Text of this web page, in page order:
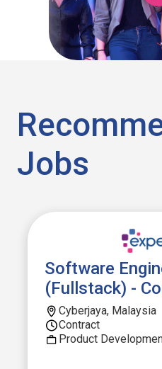
Jobs
Software
(Fullstack) -
Cyberjaya, Malaysia
Contract
Product